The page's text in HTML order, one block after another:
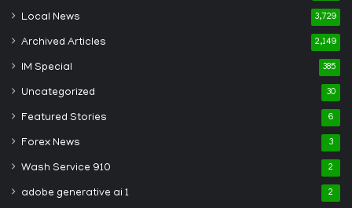
Local News 3,729
Archived Articles 2,149
IM Special 385
Uncategorized 30
Featured Stories 6
Forex News 3
Wash Service 910 2
adobe generative ai 1 2